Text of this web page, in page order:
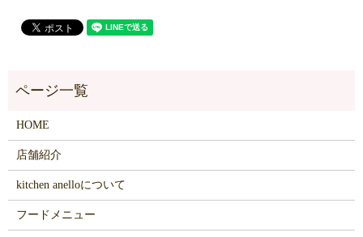
HOME
店舗紹介
kitchen anelloについて
フードメニュー